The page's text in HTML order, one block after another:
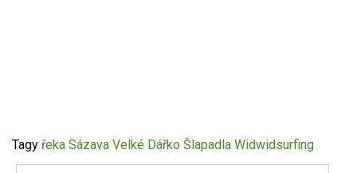
Tagy řeka Sázava Velké Dářko Šlapadla Widwidsurfing